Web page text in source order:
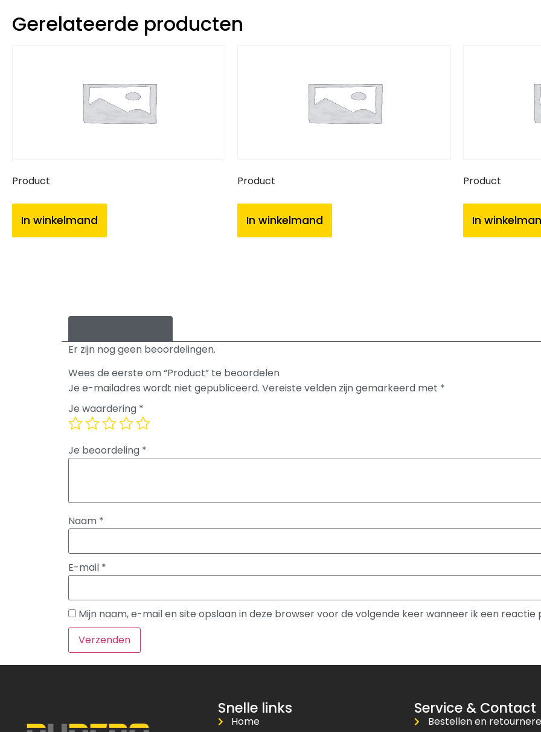
Gerelateerde producten
Product
In winkelmand
Product
In winkelmand
Product
In
Er zijn nog geen beoordelingen.
Wees de eerste om “Product” te beoordelen
Je e-mailadres wordt niet gepubliceerd. Vereiste velden zijn gemarkeerd met *
Je waardering *
Je beoordeling *
Naam *
E-mail *
Mijn naam, e-mail en site opslaan in deze browser voor de volgende keer wanneer ik een reactie
Snelle links
Home
Service & Contact
Bestellen en